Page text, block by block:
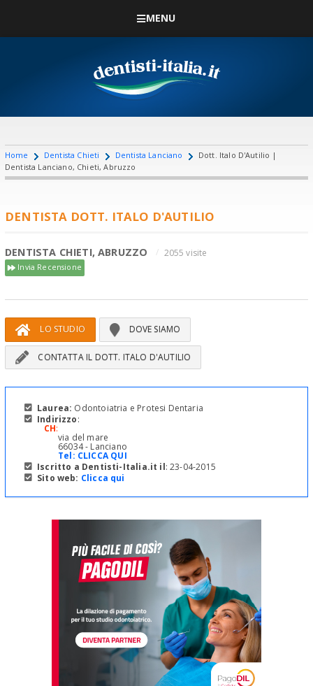
MENU
Home Dentista Chieti Dentista Lanciano
Dott. Italo D'Autilio |
Dentista Lanciano, Chieti, Abruzzo
DENTISTA DOTT. ITALO D'AUTILIO
DENTISTA CHIETI, ABRUZZO 2055 visite
Invia Recensione
LO STUDIO DOVE SIAMO
CONTATTA IL DOTT. ITALO D'AUTILIO
Laurea: Odontoiatria e Protesi Dentaria
Indirizzo:
CH:
via del mare
66034 - Lanciano
Tel: CLICCA QUI
Iscritto a Dentisti-Italia.it il: 23-04-2015
Sito web: Clicca qui